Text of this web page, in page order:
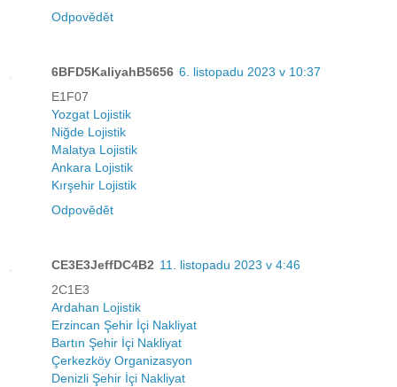
Odpovědět
6BFD5KaliyahB5656 6. listopadu 2023 v 10:37
E1F07
Yozgat Lojistik
Niğde Lojistik
Malatya Lojistik
Ankara Lojistik
Kırşehir Lojistik
Odpovědět
CE3E3JeffDC4B2 11. listopadu 2023 v 4:46
2C1E3
Ardahan Lojistik
Erzincan Şehir İçi Nakliyat
Bartın Şehir İçi Nakliyat
Çerkezköy Organizasyon
Denizli Şehir İçi Nakliyat